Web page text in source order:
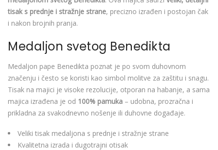
tisak s prednje i stražnje strane, precizno izrađen i postojan čak
i nakon brojnih pranja.
Medaljon svetog Benedikta
Medaljon pape Benedikta poznat je po svom duhovnom
značenju i često se koristi kao simbol molitve za zaštitu i snagu.
Tisak na majici je visoke rezolucije, otporan na habanje, a sama
majica izrađena je od 100% pamuka – udobna, prozračna i
prikladna za svakodnevno nošenje ili duhovne događaje.
Veliki tisak medaljona s prednje i stražnje strane
Kvalitetna izrada i dugotrajni otisak